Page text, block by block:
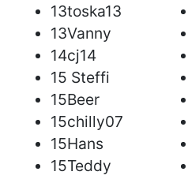
13toska13
13Vanny
14cj14
15 Steffi
15Beer
15chilly07
15Hans
15Teddy